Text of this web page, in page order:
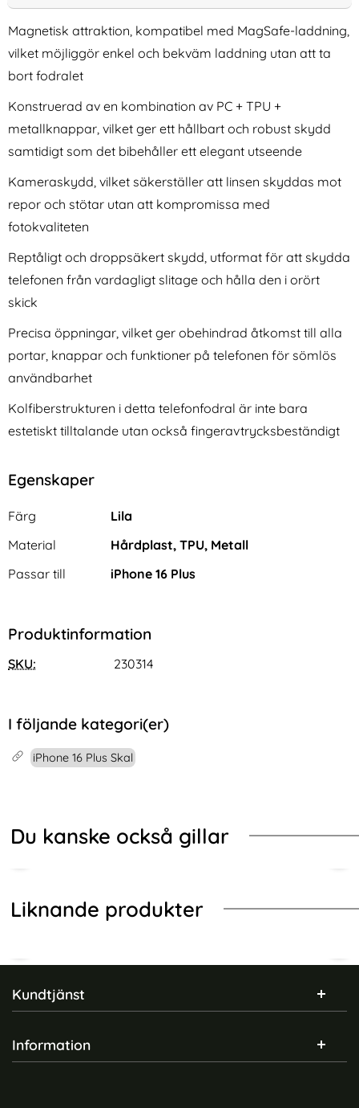
Härdat Glas (Privacy)
iPhone 16 Pro Max Skal Hybrid
Magsafe Mörk Blå
Art. nr 230558
rea pris
136 krtidigare pris
136 kr
Tillgänglighet:
I lager
Köp
16 Pro Max Skal Hybrid Magsafe Mörk Blå
Tech-Protect iPhone 16 Pro
Max 2-PACK Skärmskydd
Quick Set Spy+ Privacy
Art. nr 241604
rea pris
144 krtidigare pris
144 kr
Tech-Protect iPhone 16 Pro Max 2-PACK
Magnetisk attraktion, kompatibel med MagSafe-laddning,
vilket möjliggör enkel och bekväm laddning utan att ta
bort fodralet
Konstruerad av en kombination av PC + TPU +
metallknappar, vilket ger ett hållbart och robust skydd
samtidigt som det bibehåller ett elegant utseende
Kameraskydd, vilket säkerställer att linsen skyddas mot
repor och stötar utan att kompromissa med
fotokvaliteten
Reptåligt och droppsäkert skydd, utformat för att skydda
telefonen från vardagligt slitage och hålla den i orört
skick
Precisa öppningar, vilket ger obehindrad åtkomst till alla
portar, knappar och funktioner på telefonen för sömlös
användbarhet
Kolfiberstrukturen i detta telefonfodral är inte bara
estetiskt tilltalande utan också fingeravtrycksbeständigt
Egenskaper
Egenskaper/attribut för denna produkt
Attribut
Färg
Lila
Material
Hårdplast, TPU, Metall
Passar till
iPhone 16 Plus
Produktinformation
SKU: 230314
I följande kategori(er)
iPhone 16 Plus Skal
Du kanske också gillar
Liknande produkter
Sidfot Blandad info och länkar
Kundtjänst
Information